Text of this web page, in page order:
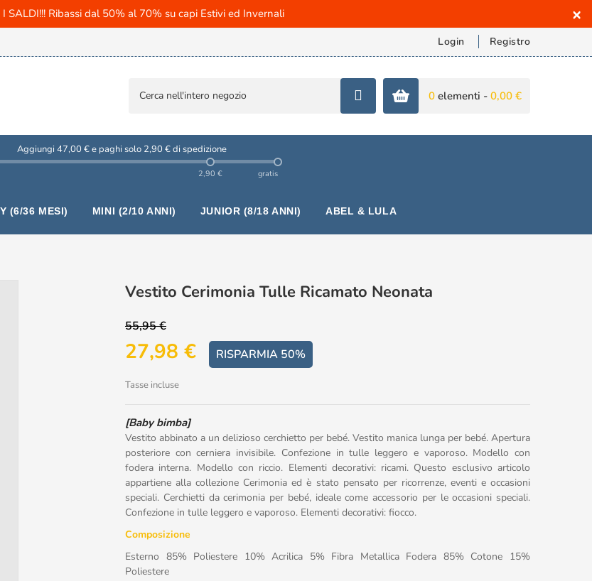
×
SALDI!!! Ribassi dal 50% al 70% su capi Estivi ed Invernali
Login Registro
0 elementi - 0,00 €
Aggiungi 47,00 € e paghi solo 2,90 € di spedizione
2,90 € gratis
(6/36 MESI) MINI (2/10 ANNI) JUNIOR (8/18 ANNI) ABEL & LULA
Vestito Cerimonia Tulle Ricamato Neonata
55,95 €
27,98 € RISPARMIA 50%
Tasse incluse
[Baby bimba]
Vestito abbinato a un delizioso cerchietto per bebé. Vestito manica lunga per bebé. Apertura
posteriore con cerniera invisibile. Confezione in tulle leggero e vaporoso. Modello con
fodera interna. Modello con riccio. Elementi decorativi: ricami. Questo esclusivo articolo
appartiene alla collezione Cerimonia ed è stato pensato per ricorrenze, eventi e occasioni
speciali. Cerchietti da cerimonia per bebé, ideale come accessorio per le occasioni speciali.
Confezione in tulle leggero e vaporoso. Elementi decorativi: fiocco.
Composizione
Esterno 85% Poliestere 10% Acrilica 5% Fibra Metallica Fodera 85% Cotone 15%
Poliestere